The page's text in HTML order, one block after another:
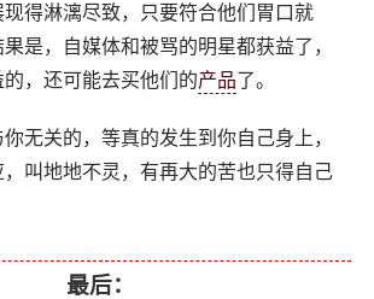
现得淋漓尽致，只要符合他们胃口就
是，自媒体和被骂的明星都获益了，
，还可能去买他们的产品了。
无关的，等真的发生到你自己身上，
叫地地不灵，有再大的苦也只得自己
最后：